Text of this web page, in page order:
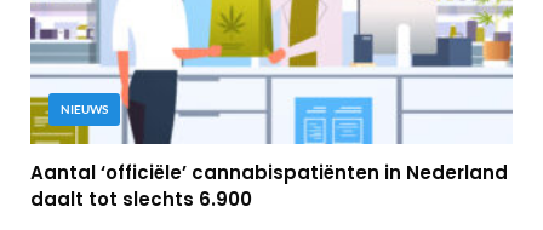
NIEUWS
Aantal ‘officiële’ cannabispatiënten in Nederland
daalt tot slechts 6.900